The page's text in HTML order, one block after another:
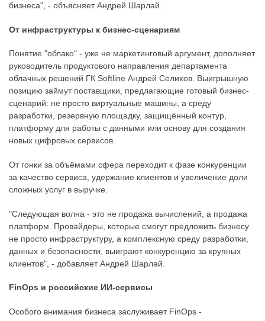
бизнеса", - объясняет Андрей Шарлай.
От инфраструктуры к бизнес-сценариям
Понятие "облако" - уже не маркетинговый аргумент, дополняет
руководитель продуктового направления департамента
облачных решений ГК Softline Андрей Селихов. Выигрышную
позицию займут поставщики, предлагающие готовый бизнес-
сценарий: не просто виртуальные машины, а среду
разработки, резервную площадку, защищённый контур,
платформу для работы с данными или основу для создания
новых цифровых сервисов.
От гонки за объёмами сфера переходит к фазе конкуренции
за качество сервиса, удержание клиентов и увеличение доли
сложных услуг в выручке.
"Следующая волна - это не продажа вычислений, а продажа
платформ. Провайдеры, которые смогут предложить бизнесу
не просто инфраструктуру, а комплексную среду разработки,
данных и безопасности, выиграют конкуренцию за крупных
клиентов", - добавляет Андрей Шарлай.
FinOps и российские ИИ-сервисы
Особого внимания бизнеса заслуживает FinOps -